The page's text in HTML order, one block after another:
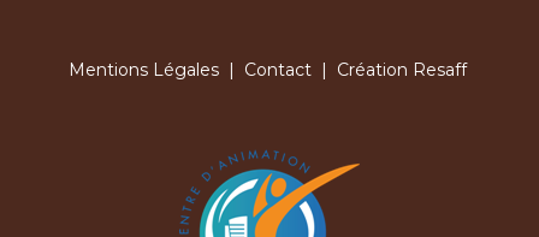
Mentions Légales| Contact| Création Resaff